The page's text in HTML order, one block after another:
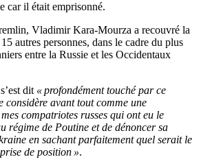
car il était emprisonné.
Vladimir Kara-Mourza a recouvré la
autres personnes, dans le cadre du plus
entre la Russie et les Occidentaux
dit « profondément touché par ce
considère avant tout comme une
compatriotes russes qui ont eu le
régime de Poutine et de dénoncer sa
en sachant parfaitement quel serait le
de position ».